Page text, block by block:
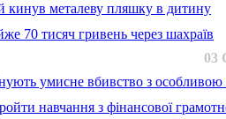
кинув металеву пляшку в дитину
70 тисяч гривень через шахраїв
03
умисне вбивство з
навчання з фінансової